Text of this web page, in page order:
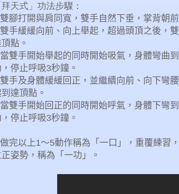
拜天式」功法步驟：
雙腳打開與肩同寬，雙手自然下垂，掌背朝前
雙手緩緩向前、向上舉起，超過頭頂之後，
點。
當雙手開始舉起的同時開始吸氣，身體彎曲
停止呼吸3秒鐘。
雙手及身體緩緩回正，並繼續向前、向下彎
達頂點。
當雙手開始回正的同時開始呼氣，身體下彎
停止呼吸3秒鐘。
做完以上1～5動作稱為「一口」，重覆練習
姿勢，稱為「一功」。